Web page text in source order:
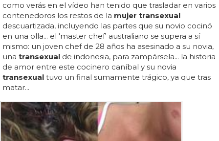
como verás en el vídeo han tenido que trasladar en varios
contenedoros los restos de la mujer transexual
descuartizada, incluyendo las partes que su novio cocinó
en una olla... el 'master chef' australiano se supera a sí
mismo: un joven chef de 28 años ha asesinado a su novia,
una transexual de indonesia, para zampársela... la historia
de amor entre este cocinero caníbal y su novia
transexual tuvo un final sumamente trágico, ya que tras
matar...